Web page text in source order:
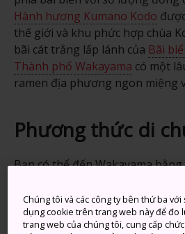
Hành hương Kumano Kodo
thế giới và khu phức hợp chùa
bãi cát trắng lấp lánh của Bãi
Thành phố Wakayama có một
ramen địa phương ngon miệng
Phương thức di
Bạn có thể đến Wakayama
hành từ Kyoto, Osaka và
xe buýt thông thường từ Osaka
dàng với các chuyến bay đến
Chúng tôi và các công ty bên thứ ba
dụng cookie trên trang web này để đo
trang web của chúng tôi, cung cấp